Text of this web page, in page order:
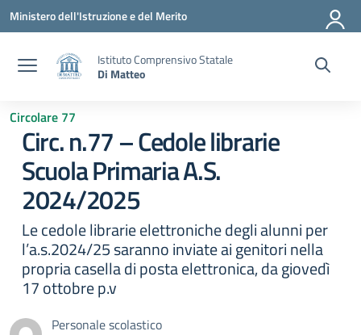
Vai ai contenuti
Vai al menu di navigazione
Vai al footer
Ministero dell'Istruzione e del Merito
Istituto Comprensivo Statale
Di Matteo
Circolare 77
Circ. n.77 – Cedole librarie
Scuola Primaria A.S.
2024/2025
Le cedole librarie elettroniche degli alunni per
l’a.s.2024/25 saranno inviate ai genitori nella
propria casella di posta elettronica, da giovedì
17 ottobre p.v
Personale scolastico